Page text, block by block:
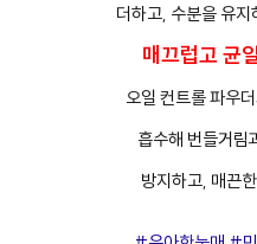
더하고, 수분을 유
매끄럽고 균
오일 컨트롤 파우
흡수해 번들거림
방지하고, 매끈